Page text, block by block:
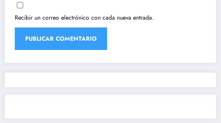
Recibir un correo electrónico con cada nueva entrada.